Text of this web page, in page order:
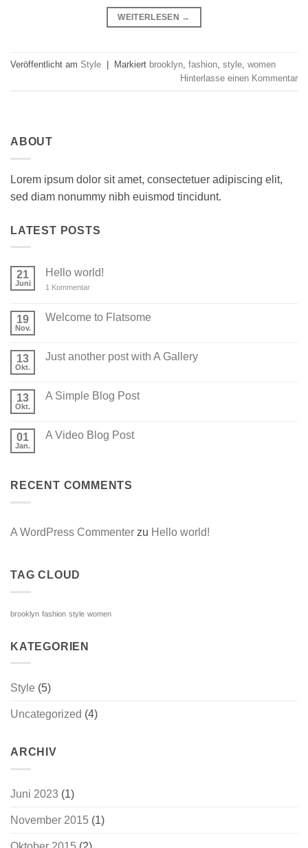
WEITERLESEN →
Veröffentlicht am Style | Markiert brooklyn fashion style women
Hinterlasse einen Kommentar
ABOUT
Lorem ipsum dolor sit amet, consectetuer adipiscing elit,
sed diam nonummy nibh euismod tincidunt.
LATEST POSTS
21
Juni
Hello world!
1 Kommentarzu
19
Nov.
Welcome to Flatsome
Welcome
13
Okt.
Just another post with A Gallery
Just
A
13
Okt.
A Simple Blog Post
A
01
Jan.
A Video Blog Post
Video
RECENT COMMENTS
A WordPress Commenter zu Hello world!
TAG CLOUD
brooklyn fashion style women
KATEGORIEN
Style (5)
Uncategorized (4)
ARCHIV
Juni 2023 (1)
November 2015 (1)